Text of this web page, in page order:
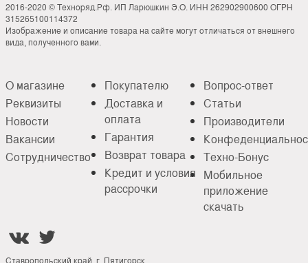
2016-2020 © Техноряд.Рф. ИП Ларюшкин Э.О. ИНН 262902900600 ОГРН
315265100114372
Изображение и описание товара на сайте могут отличаться от внешнего
вида, полученного вами.
О магазине
Реквизиты
Новости
Вакансии
Сотрудничество
Покупателю
Доставка и
оплата
Гарантия
Возврат товара
Кредит и условия
рассрочки
Вопрос-ответ
Статьи
Производители
Техно-Бонус
Мобильное
приложение
скачать
 
Ставропольский край, г. Пятигорск,